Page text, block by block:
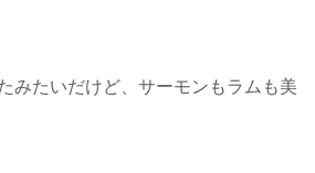
みたいだけど、サーモンもラムも美